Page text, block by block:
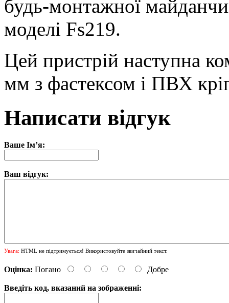
будь-монтажної
моделі Fs219.
Цей пристрій наступна
мм з фастексом і ПВХ
Написати відгук
Ваше Ім’я:
Ваш відгук:
Увага: HTML не підтримується! Використовуйте звичайний текст.
Оцінка: Погано Добре
Введіть код, вказаний на зображенні: